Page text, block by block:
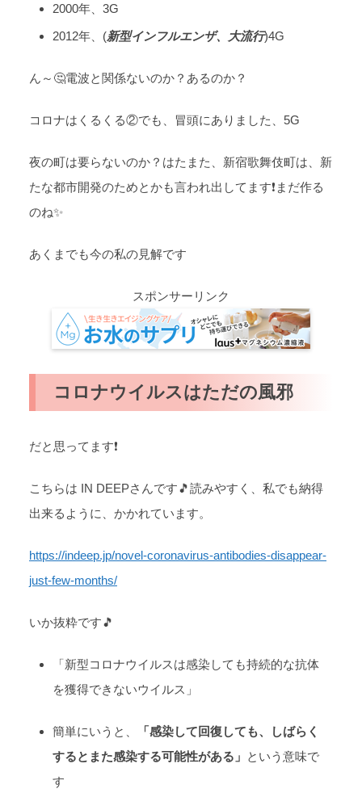
2000年、3G
2012年、(新型インフルエンザ、大流行)4G
ん～🤔電波と関係ないのか？あるのか？
コロナはくるくる②でも、冒頭にありました、5G
夜の町は要らないのか？はたまた、新宿歌舞伎町は、新
たな都市開発のためとかも言われ出してます❗まだ作る
のね✨
あくまでも今の私の見解です
スポンサーリンク
コロナウイルスはただの風邪
だと思ってます❗
こちらは IN DEEPさんです🎵読みやすく、私でも納得
出来るように、かかれています。
https://indeep.jp/novel-coronavirus-antibodies-disappear-
just-few-months/
いか抜粋です🎵
「新型コロナウイルスは感染しても持続的な抗体
を獲得できないウイルス」
簡単にいうと、
「感染して回復しても、しばらく
するとまた感染する可能性がある」 という意味で
す